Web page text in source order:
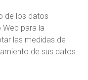
de los datos
para la
las medidas de
de sus datos